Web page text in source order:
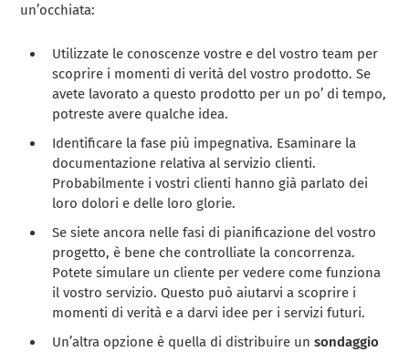
un’occhiata:
Utilizzate le conoscenze vostre e del vostro team per
scoprire i momenti di verità del vostro prodotto. Se
avete lavorato a questo prodotto per un po’ di tempo,
potreste avere qualche idea.
Identificare la fase più impegnativa. Esaminare la
documentazione relativa al servizio clienti.
Probabilmente i vostri clienti hanno già parlato dei
loro dolori e delle loro glorie.
Se siete ancora nelle fasi di pianificazione del vostro
progetto, è bene che controlliate la concorrenza.
Potete simulare un cliente per vedere come funziona
il vostro servizio. Questo può aiutarvi a scoprire i
momenti di verità e a darvi idee per i servizi futuri.
Un’altra opzione è quella di distribuire unsondaggio